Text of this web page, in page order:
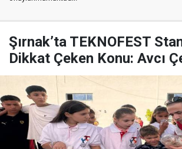
Şırnak’ta TEKNOFEST
Dikkat Çeken Konu: Avcı